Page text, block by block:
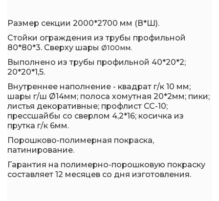
Размер секции 2000*2700 мм (В*Ш).
Стойки ограждения из трубы профильной
80*80*3. Сверху шары Ø100мм.
Выполнено из трубы профильной 40*20*2;
20*20*1,5.
Внутреннее наполнение - квадрат г/к 10 мм;
шары г/ш Ø14мм; полоса хомутная 20*2мм; пики;
листья декоративные; профлист СС-10;
прессшайбы со сверлом 4,2*16; косичка из
прутка г/к 6мм.
Порошково-полимерная покраска,
патинирование.
Гарантия на полимерно-порошковую покраску
составляет 12 месяцев со дня изготовления.